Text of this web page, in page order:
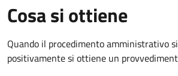
Cosa si ottiene
Quando il procedimento amministrativo
positivamente si ottiene un